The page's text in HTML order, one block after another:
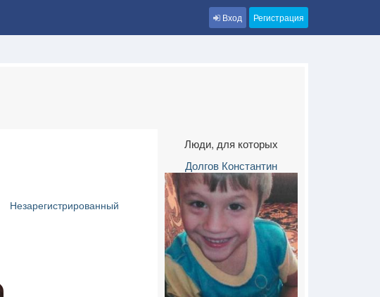
Вход Регистрация
Незарегистрированный
Люди, для которых
Долгов Константин